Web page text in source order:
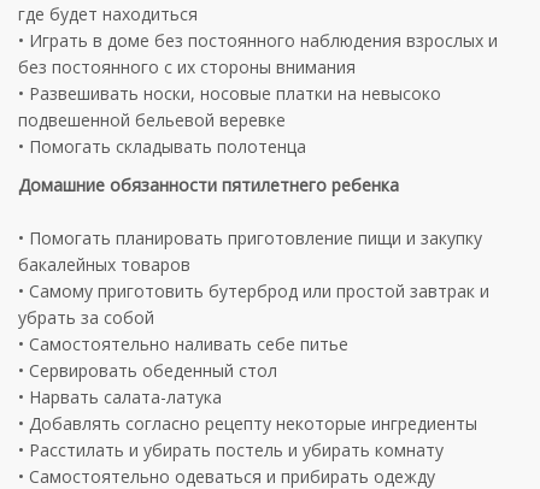
где будет находиться
• Играть в доме без постоянного наблюдения взрослых и
без постоянного с их стороны внимания
• Развешивать носки, носовые платки на невысоко
подвешенной бельевой веревке
• Помогать складывать полотенца
Домашние обязанности пятилетнего ребенка
• Помогать планировать приготовление пищи и закупку
бакалейных товаров
• Самому приготовить бутерброд или простой завтрак и
убрать за собой
• Самостоятельно наливать себе питье
• Сервировать обеденный стол
• Нарвать салата-латука
• Добавлять согласно рецепту некоторые ингредиенты
• Расстилать и убирать постель и убирать комнату
• Самостоятельно одеваться и прибирать одежду